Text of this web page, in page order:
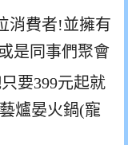
消費者!並擁有
是同事們聚會